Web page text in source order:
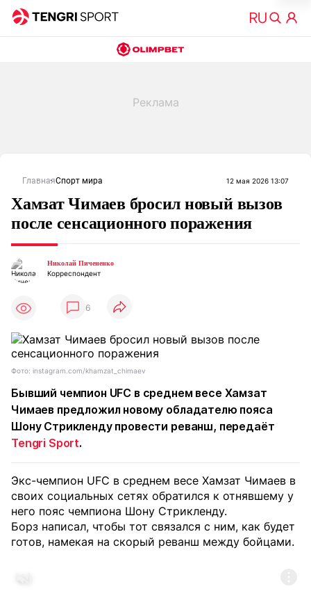
ГлавнаяСпорт мира 12 мая 2026 13:07
Хамзат Чимаев бросил новый вызов
после сенсационного поражения
Николай Пичененко
Корреспондент
6
Фото: instagram.com/khamzat_chimaev
Бывший чемпион UFC в среднем весе Хамзат
Чимаев предложил новому обладателю пояса
Шону Стрикленду провести реванш, передаёт
Tengri Sport.
Экс-чемпион UFC в среднем весе Хамзат Чимаев в
своих социальных сетях обратился к отнявшему у
него пояс чемпиона Шону Стрикленду.
Борз написал, чтобы тот связался с ним, как будет
готов, намекая на скорый реванш между бойцами.